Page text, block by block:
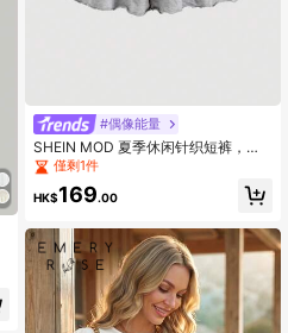
#偶像能量
SHEIN MOD 夏季休闲针织短裤，带
荷叶边和蕾丝拼布
僅剩1件
HK$169.00